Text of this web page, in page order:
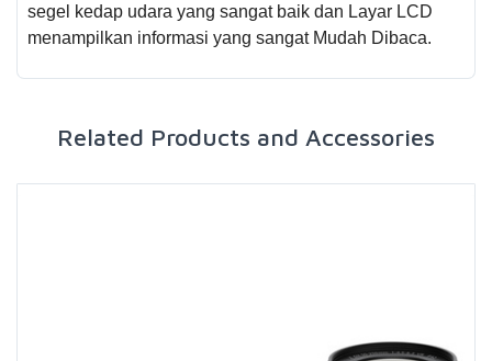
segel kedap udara yang sangat baik dan Layar LCD
menampilkan informasi yang sangat Mudah Dibaca.
Related Products and Accessories